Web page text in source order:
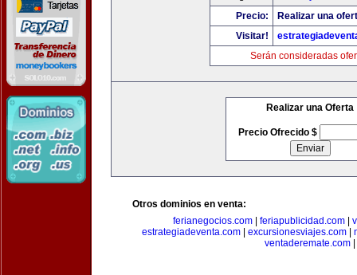
Precio:
Realizar una
Visitar!
Serán consideradas
Realizar una Oferta
Precio Ofrecido $
Otros dominios en venta:
ferianegocios.com| feriapublicidad.com|
estrategiadeventa.com| excursionesviajes.com|
ventaderemate.com